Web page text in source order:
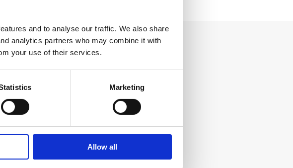
and to analyse our traffic. We also share
analytics partners who may combine it with
your use of their services.
Marketing
Allow all